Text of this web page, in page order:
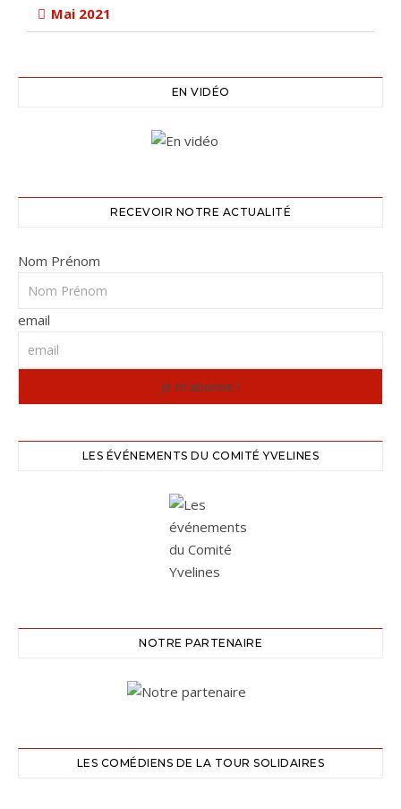
Mai 2021
EN VIDÉO
RECEVOIR NOTRE ACTUALITÉ
Nom Prénom
email
LES ÉVÉNEMENTS DU COMITÉ YVELINES
NOTRE PARTENAIRE
LES COMÉDIENS DE LA TOUR SOLIDAIRES